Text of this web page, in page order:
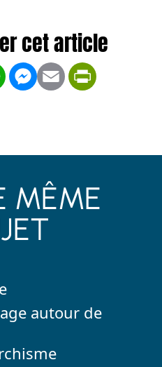
WhatsApp
Messenger
Email
MÊME
autour de